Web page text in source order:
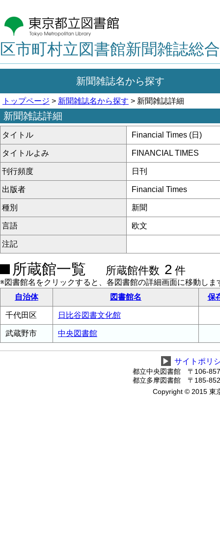
区市町村立図書館新聞雑誌総
新聞雑誌名から探す
トップページ > 新聞雑誌名から探す > 新聞雑誌詳細
新聞雑誌詳細
タイトル Financial Times (日)
タイトルよみ FINANCIAL TIMES
刊行頻度 日刊
出版者 Financial Times
種別 新聞
言語 欧文
注記
所蔵館一覧 所蔵館件数 2 件
※図書館名をクリックすると、各図書館の詳細画面に移動しま
自治体
図書館名 保
千代田区 日比谷図書文化館
武蔵野市 中央図書館
▶ サイトポリ
都立中央図書館 〒106-
都立多摩図書館 〒185-
Copyright © 2015 東